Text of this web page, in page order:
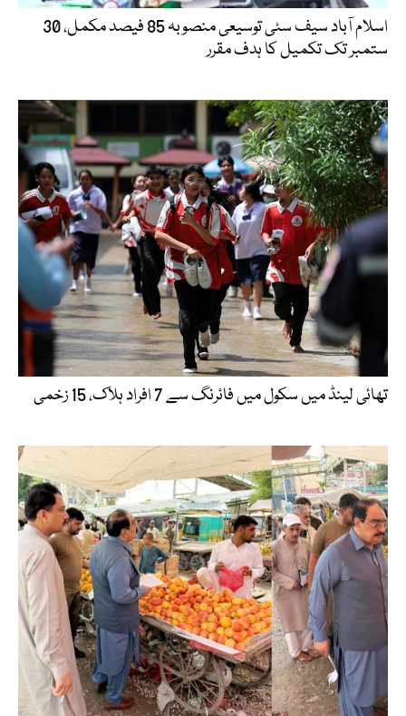
اسلام آباد سیف سٹی توسیعی منصوبہ 85 فیصد مکمل، 30
ستمبر تک تکمیل کا ہدف مقرر
تھائی لینڈ میں سکول میں فائرنگ سے 7 افراد ہلاک، 15 زخمی